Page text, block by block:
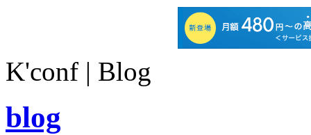
K'conf | Blog
blog